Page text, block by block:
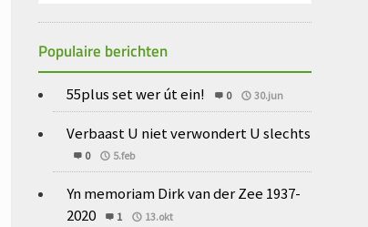
Populaire berichten
55plus set wer út ein! 0 30.jun
Verbaast U niet verwondert U slechts
0 5.feb
Yn memoriam Dirk van der Zee 1937-
2020
1 13.okt